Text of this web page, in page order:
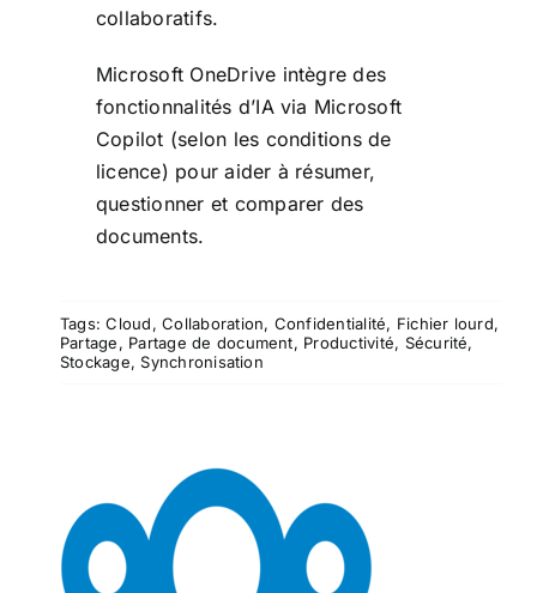
collaboratifs.
Microsoft OneDrive intègre des
fonctionnalités d’IA via Microsoft
Copilot (selon les conditions de
licence) pour aider à résumer,
questionner et comparer des
documents.
Tags:Cloud,Collaboration, Confidentialité, Fichier lourd,
Partage, Partage de document, Productivité, Sécurité,
Stockage,Synchronisation